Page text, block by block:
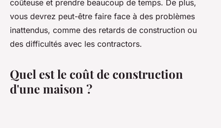
coûteuse et prendre beaucoup de temps. De plus,
vous devrez peut-être faire face à des problèmes
inattendus, comme des retards de construction ou
des difficultés avec les contractors.
Quel est le coût de construction
d'une maison ?